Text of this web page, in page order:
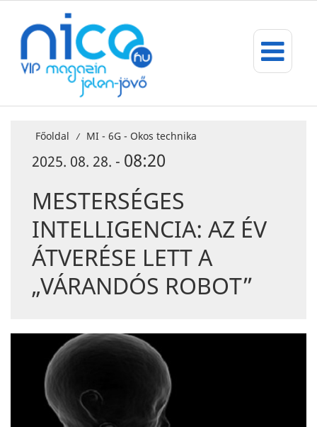
Főoldal / MI - 6G - Okos technika
2025. 08. 28. - 08:20
MESTERSÉGES
INTELLIGENCIA: AZ ÉV
ÁTVERÉSE LETT A
„VÁRANDÓS ROBOT”